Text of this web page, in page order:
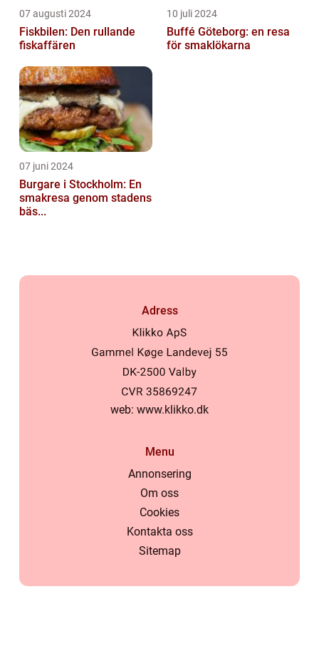
07 augusti 2024
Fiskbilen: Den rullande
fiskaffären
10 juli 2024
Buffé Göteborg: en resa
för smaklökarna
07 juni 2024
Burgare i Stockholm: En
smakresa genom stadens
bäs...
Adress
web: www.klikko.dk
Menu
Annonsering
Om oss
Cookies
Kontakta oss
Sitemap